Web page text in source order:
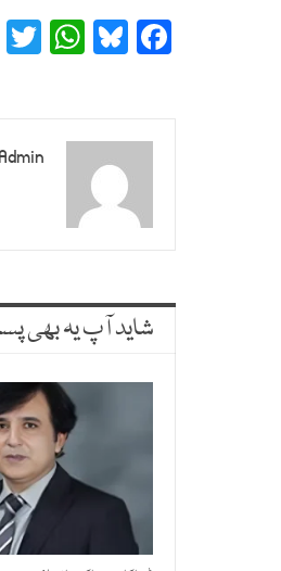
Facebook
شاید آپ یہ بھی